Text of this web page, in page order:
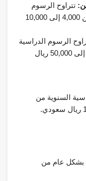
تتراوح الرسوم
الدراسية السنوية من 4,000 إلى 10,000
الرسوم الدراسية
السنوية من 20,000 إلى 50,000 ريال
السنوية من
بشكل عام من